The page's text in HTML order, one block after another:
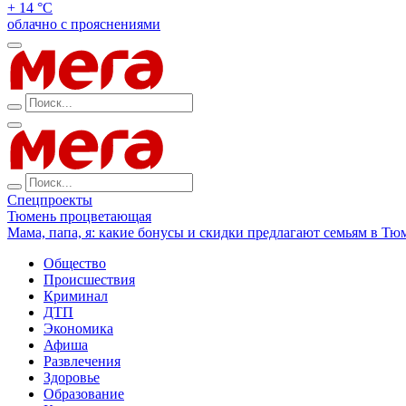
+ 14 °С
облачно с прояснениями
Спецпроекты
Тюмень процветающая
Мама, папа, я: какие бонусы и скидки предлагают семьям в
Общество
Происшествия
Криминал
ДТП
Экономика
Афиша
Развлечения
Здоровье
Образование